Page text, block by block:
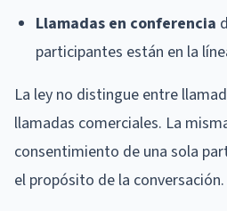
Llamadas en conferencia
participantes están en la
La ley no distingue entre
llamadas comerciales. La
consentimiento de una sola
el propósito de la conversación.